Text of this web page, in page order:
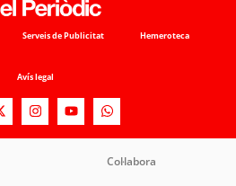
Serveis de Publicitat Hemeroteca
Avís legal
Col·labora